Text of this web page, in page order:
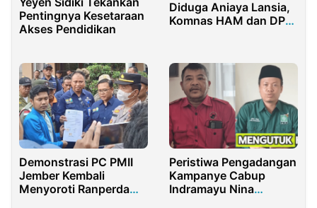
Pentingnya Kesetaraan
Akses Pendidikan
Diduga Aniaya Lansia,
Komnas HAM dan DPR
Demonstrasi PC PMII
Jember Kembali
Menyoroti Ranperda
Peristiwa Pengadangan
Kampanye Cabup
Indramayu Nina